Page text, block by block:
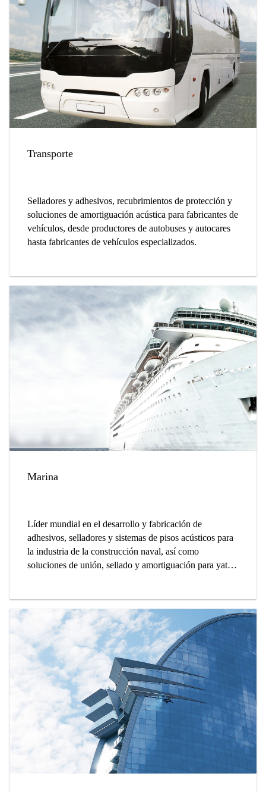
Transporte
Selladores y adhesivos, recubrimientos de protección y
soluciones de amortiguación acústica para fabricantes de
vehículos, desde productores de autobuses y autocares
hasta fabricantes de vehículos especializados.
Marina
Líder mundial en el desarrollo y fabricación de
adhesivos, selladores y sistemas de pisos acústicos para
la industria de la construcción naval, así como
soluciones de unión, sellado y amortiguación para yates